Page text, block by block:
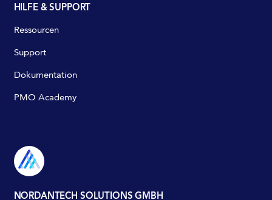
NORDANTECH SOLUTIONS GMBH
HILFE & SUPPORT
Ressourcen
Support
Dokumentation
PMO Academy